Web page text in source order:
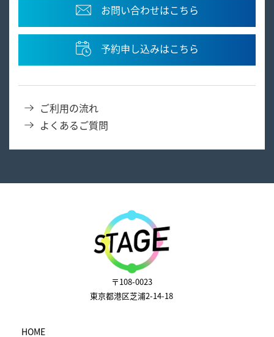
お問い合わせはこちら
予約申し込みはこちら
ご利用の流れ
よくあるご質問
〒108-0023
東京都港区芝浦2-14-18
HOME